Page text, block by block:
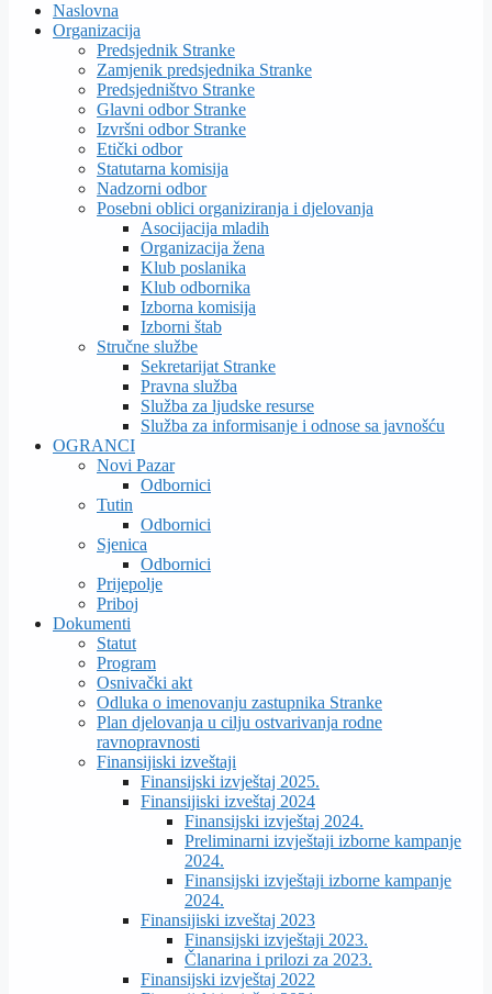
Naslovna
Organizacija
Predsjednik Stranke
Zamjenik predsjednika Stranke
Predsjedništvo Stranke
Glavni odbor Stranke
Izvršni odbor Stranke
Etički odbor
Statutarna komisija
Nadzorni odbor
Posebni oblici organiziranja i djelovanja
Asocijacija mladih
Organizacija žena
Klub poslanika
Klub odbornika
Izborna komisija
Izborni štab
Stručne službe
Sekretarijat Stranke
Pravna služba
Služba za ljudske resurse
Služba za informisanje i odnose sa javnošću
OGRANCI
Novi Pazar
Odbornici
Tutin
Odbornici
Sjenica
Odbornici
Prijepolje
Priboj
Dokumenti
Statut
Program
Osnivački akt
Odluka o imenovanju zastupnika Stranke
Plan djelovanja u cilju ostvarivanja rodne
ravnopravnosti
Finansijiski izveštaji
Finansijski izvještaj 2025.
Finansijiski izveštaj 2024
Finansijski izvještaj 2024.
Preliminarni izvještaji izborne kampanje
2024.
Finansijski izvještaji izborne kampanje
2024.
Finansijiski izveštaj 2023
Finansijski izvještaji 2023.
Članarina i prilozi za 2023.
Finansijski izvještaj 2022